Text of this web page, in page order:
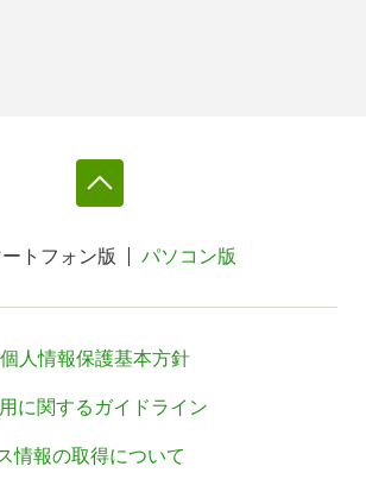
トフォン版 パソコン版
個人情報保護基本方針
に関するガイドライン
情報の取得について